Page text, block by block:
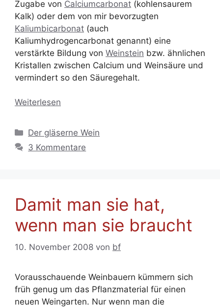
Zugabe von Calciumcarbonat (kohlensaurem
Kalk) oder dem von mir bevorzugten
Kaliumbicarbonat (auch
Kaliumhydrogencarbonat genannt) eine
verstärkte Bildung von Weinstein bzw. ähnlichen
Kristallen zwischen Calcium und Weinsäure und
vermindert so den Säuregehalt.
Weiterlesen
Kategorien
Der gläserne Wein
3 Kommentare
Damit man sie hat,
wenn man sie braucht
10. November 2008 von bf
Vorausschauende Weinbauern kümmern sich
früh genug um das Pflanzmaterial für einen
neuen Weingarten. Nur wenn man die